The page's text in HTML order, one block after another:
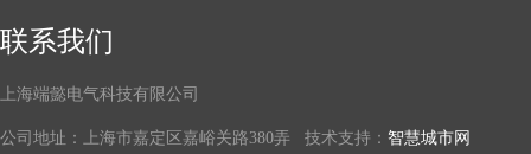
联系我们
上海端懿电气科技有限公司
公司地址：上海市嘉定区嘉峪关路380弄 技术支持： 智慧城市网